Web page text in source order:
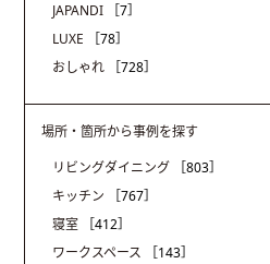
JAPANDI
［7］
LUXE
［78］
おしゃれ
［728］
場所・箇所から事例を探す
リビングダイニング
［803］
キッチン
［767］
寝室
［412］
ワークスペース
［143］